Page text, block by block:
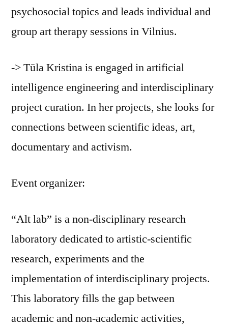
psychosocial topics and leads individual and
group art therapy sessions in Vilnius.
-> Tūla Kristina is engaged in artificial
intelligence engineering and interdisciplinary
project curation. In her projects, she looks for
connections between scientific ideas, art,
documentary and activism.
Event organizer:
“Alt lab” is a non-disciplinary research
laboratory dedicated to artistic-scientific
research, experiments and the
implementation of interdisciplinary projects.
This laboratory fills the gap between
academic and non-academic activities,